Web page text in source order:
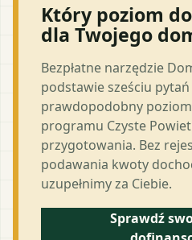
Który poziom
dla Twojego
Bezpłatne narzędzie
podstawie sześciu
prawdopodobny
programu Czyste
przygotowania. Bez
podawania kwoty
uzupełnimy za Ciebie.
Sprawdź